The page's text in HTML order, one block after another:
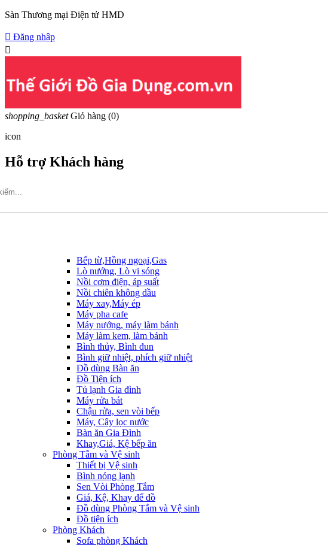
Sàn Thương mại Điện tử HMD
 Đăng nhập

shopping_basket Giỏ hàng (0)
icon
Hỗ trợ Khách hàng
Hotline: 09317.456.44
Bếp từ,Hồng ngoại,Gas
Lò nướng, Lò vi sóng
Nồi cơm điện, áp suất
Nồi chiên không dầu
Máy xay,Máy ép
Máy pha cafe
Máy nướng, máy làm bánh
Máy làm kem, làm bánh
Bình thủy, Bình đun
Bình giữ nhiệt, phích giữ nhiệt
Đồ dùng Bàn ăn
Đồ Tiện ích
Tủ lạnh Gia đình
Máy rửa bát
Chậu rửa, sen vòi bếp
Máy, Cây lọc nước
Bàn ăn Gia Đình
Khay,Giá, Kệ bếp ăn
Phòng Tắm và Vệ sinh
Thiết bị Vệ sinh
Bình nóng lạnh
Sen Vòi Phòng Tắm
Giá, Kệ, Khay để đồ
Đồ dùng Phòng Tắm và Vệ sinh
Đồ tiện ích
Phòng Khách
Sofa phòng Khách